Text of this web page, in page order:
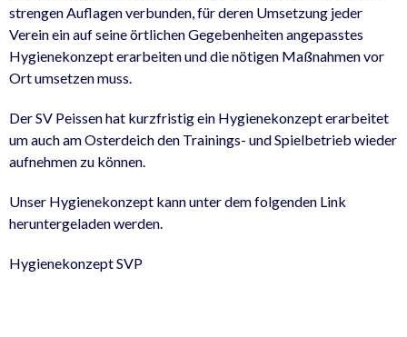
strengen Auflagen verbunden, für deren Umsetzung jeder
Verein ein auf seine örtlichen Gegebenheiten angepasstes
Hygienekonzept erarbeiten und die nötigen Maßnahmen vor
Ort umsetzen muss.
Der SV Peissen hat kurzfristig ein Hygienekonzept erarbeitet
um auch am Osterdeich den Trainings- und Spielbetrieb wieder
aufnehmen zu können.
Unser Hygienekonzept kann unter dem folgenden Link
heruntergeladen werden.
Hygienekonzept SVP